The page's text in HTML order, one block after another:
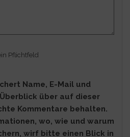
Pflichtfeld
Name, E-Mail und
über auf dieser
Kommentare behalten.
wo, wie und warum
wirf bitte einen Blick in